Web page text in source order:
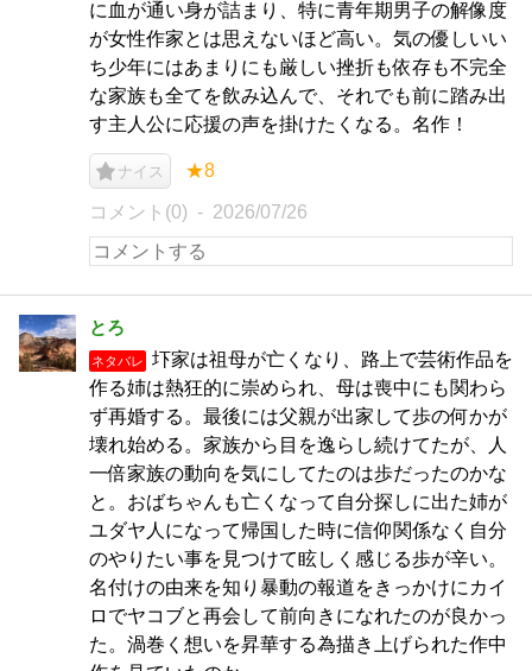
に血が通い身が詰まり、特に青年期男子の解像度
が女性作家とは思えないほど高い。気の優しいい
ち少年にはあまりにも厳しい挫折も依存も不完全
な家族も全てを飲み込んで、それでも前に踏み出
す主人公に応援の声を掛けたくなる。名作！
ナイス ★8
コメント(0) 2026/07/26
とろ
ネタバレ
圷家は祖母が亡くなり、路上で芸術作品を
作る姉は熱狂的に崇められ、母は喪中にも関わら
ず再婚する。最後には父親が出家して歩の何かが
壊れ始める。家族から目を逸らし続けてたが、人
一倍家族の動向を気にしてたのは歩だったのかな
と。おばちゃんも亡くなって自分探しに出た姉が
ユダヤ人になって帰国した時に信仰関係なく自分
のやりたい事を見つけて眩しく感じる歩が辛い。
名付けの由来を知り暴動の報道をきっかけにカイ
ロでヤコブと再会して前向きになれたのが良かっ
た。渦巻く想いを昇華する為描き上げられた作中